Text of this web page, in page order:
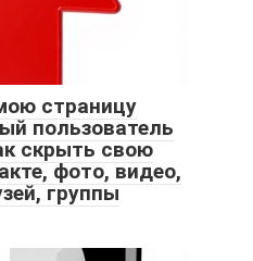
страницу
пользователь
скрыть свою
фото, видео,
группы